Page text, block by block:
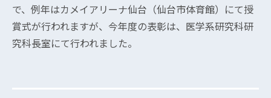
で、例年はカメイアリーナ仙台（仙台市体育館）にて授
賞式が行われますが、今年度の表彰は、医学系研究科研
究科長室にて行われました。